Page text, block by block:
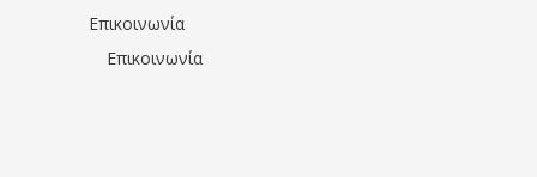
Επικοινωνία
Επικοινωνία